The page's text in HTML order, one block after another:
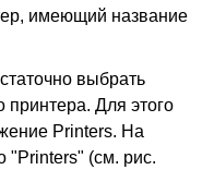
имеющий название
выбрать
принтера. Для этого
Printers. На
"Printers" (см. рис.